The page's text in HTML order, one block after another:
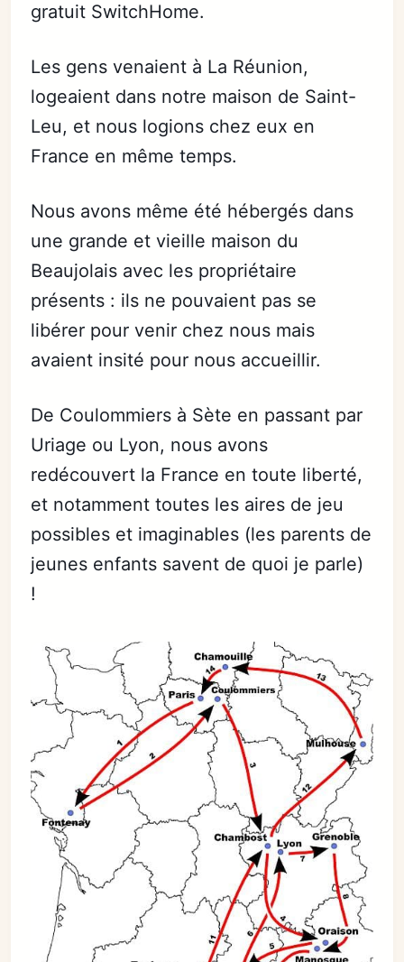
gratuit SwitchHome.
Les gens venaient à La Réunion,
logeaient dans notre maison de Saint-
Leu, et nous logions chez eux en
France en même temps.
Nous avons même été hébergés dans
une grande et vieille maison du
Beaujolais avec les propriétaire
présents : ils ne pouvaient pas se
libérer pour venir chez nous mais
avaient insité pour nous accueillir.
De Coulommiers à Sète en passant par
Uriage ou Lyon, nous avons
redécouvert la France en toute liberté,
et notamment toutes les aires de jeu
possibles et imaginables (les parents de
jeunes enfants savent de quoi je parle)
!